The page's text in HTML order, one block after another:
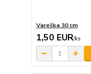
Vareška 30 cm
1,50 EUR/ks